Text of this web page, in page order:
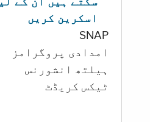
سکتے ہیں ان کے
اسکرین کریں
SNAP
امدادی پروگرامز
‏ہیلتھ انشورنس
ٹیکس کریڈٹ